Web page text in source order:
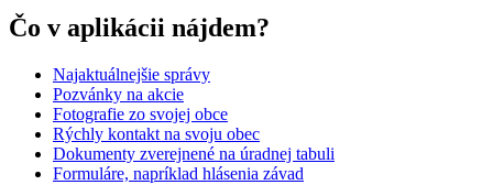
Čo v aplikácii nájdem?
Najaktuálnejšie správy
Pozvánky na akcie
Fotografie zo svojej obce
Rýchly kontakt na svoju obec
Dokumenty zverejnené na úradnej tabuli
Formuláre, napríklad hlásenia závad